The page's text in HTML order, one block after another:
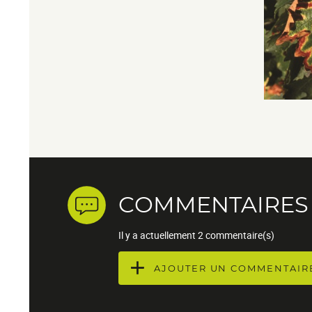
COMMENTAIRES
Il y a actuellement 2 commentaire(s)
AJOUTER UN